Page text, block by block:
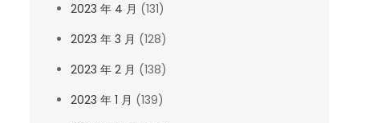
2023 年 4 月 (131)
2023 年 3 月 (128)
2023 年 2 月 (138)
2023 年 1 月 (139)